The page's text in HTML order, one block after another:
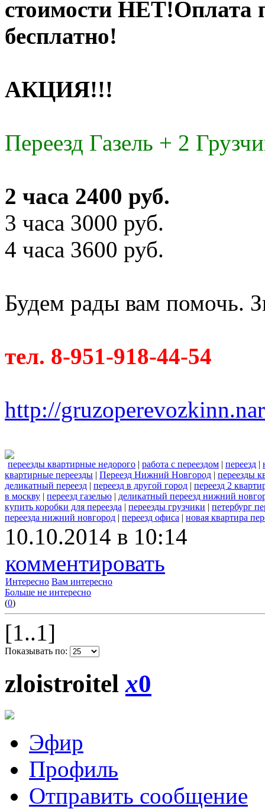
стоимости НЕТ!Оплата
бесплатно!
АКЦИЯ!!!
Переезд Газель + 2
2 часа 2400 руб.
3 часа 3000 руб.
4 часа 3600 руб.
Будем рады вам помочь.
тел. 8-951-918-44-54
http://
переезды квартирные недорого | работа с переездом | переезд |
квартирные переезды | Переезд Нижний Новгород | переезды
деликатный переезд | переезд в другой город | переезд 2
в москву | переезд газелью | деликатный переезд нижний
купить коробки для переезда | переезды грузчики | петербург
переезда нижний новгород | переезд офиса | новая квартира
10.10.2014 в 10:14
комментировать
Интересно Вам интересно
Больше не интересно
(0)
[1..1]
Показывать по:
zloistroitelx0
Эфир
Профиль
Отправить сообщение